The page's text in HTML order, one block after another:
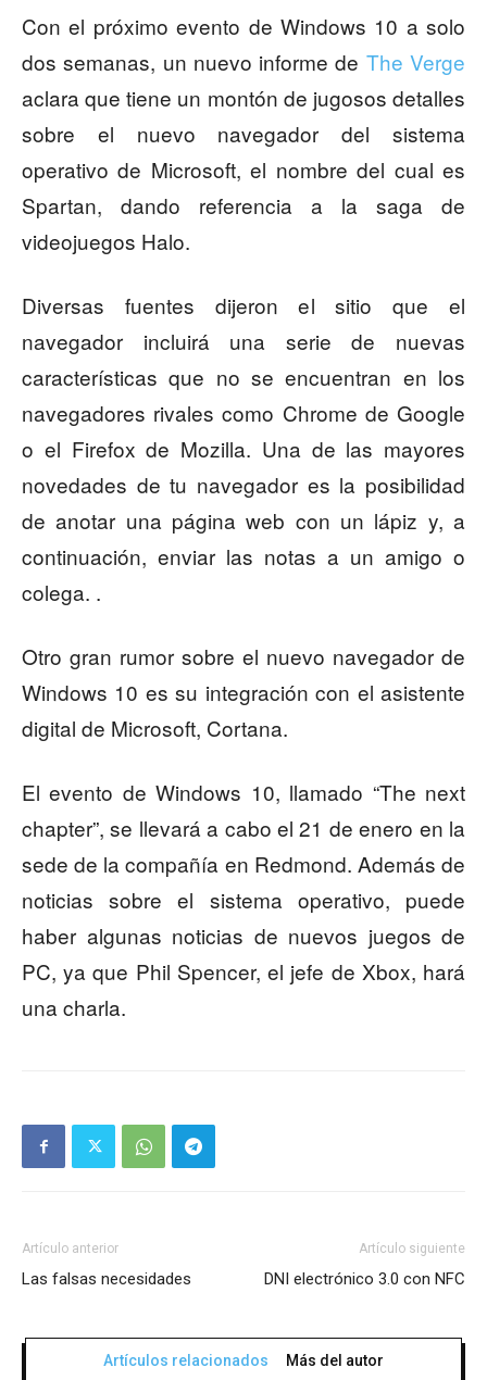
Con el próximo evento de Windows 10 a solo
dos semanas, un nuevo informe de The Verge
aclara que tiene un montón de jugosos detalles
sobre el nuevo navegador del sistema
operativo de Microsoft, el nombre del cual es
Spartan, dando referencia a la saga de
videojuegos Halo.
Diversas fuentes dijeron el sitio que el
navegador incluirá una serie de nuevas
características que no se encuentran en los
navegadores rivales como Chrome de Google
o el Firefox de Mozilla. Una de las mayores
novedades de tu navegador es la posibilidad
de anotar una página web con un lápiz y, a
continuación, enviar las notas a un amigo o
colega. .
Otro gran rumor sobre el nuevo navegador de
Windows 10 es su integración con el asistente
digital de Microsoft, Cortana.
El evento de Windows 10, llamado “The next
chapter”, se llevará a cabo el 21 de enero en la
sede de la compañía en Redmond. Además de
noticias sobre el sistema operativo, puede
haber algunas noticias de nuevos juegos de
PC, ya que Phil Spencer, el jefe de Xbox, hará
una charla.
Artículo anterior
Las falsas necesidades
Artículo siguiente
DNI electrónico 3.0 con NFC
Artículos relacionados Más del autor